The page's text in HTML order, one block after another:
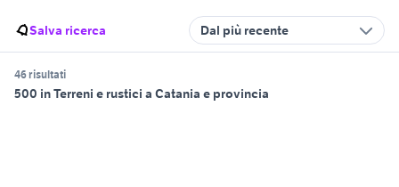
Salva ricerca Dal più recente
46 risultati
500 in Terreni e rustici a Catania e provincia